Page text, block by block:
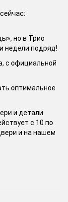
но в Трио
недели подряд!
с официальной
оптимальное
и детали
с 10 по
и на нашем